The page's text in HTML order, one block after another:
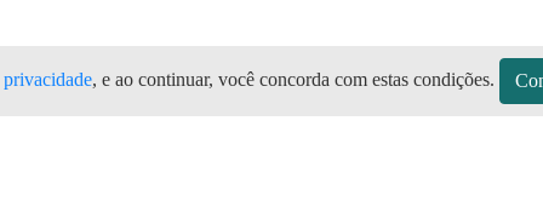
, e ao continuar, você concorda com estas condições.